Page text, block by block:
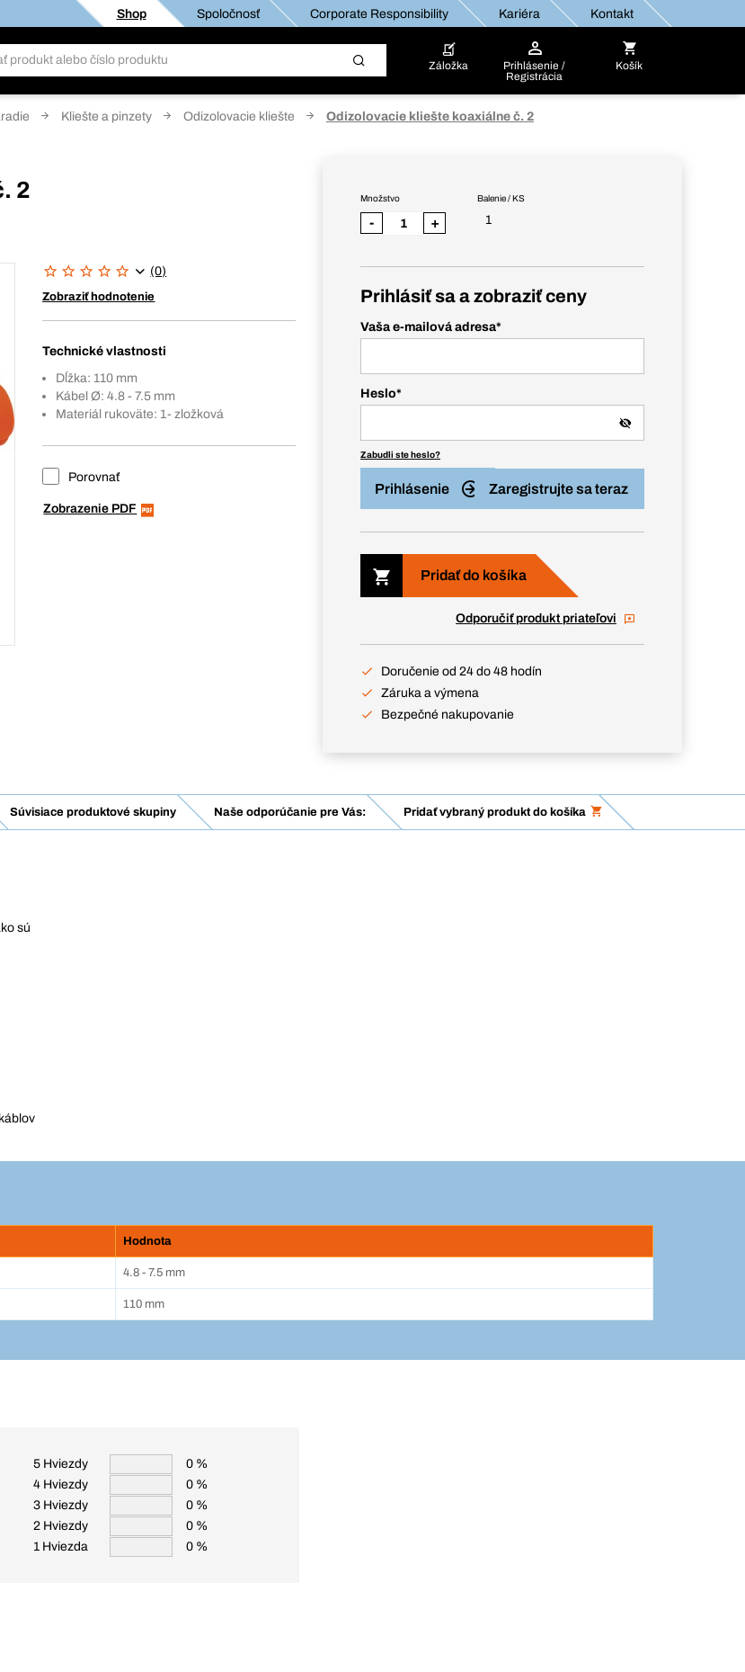
Shop Spoločnosť Corporate Responsibility Kariéra Kontakt
Záložka
Prihlásenie /
Registrácia
Košík
Kliešte a pinzety Odizolovacie kliešte Odizolovacie kliešte koaxiálne č. 2
2
(0)
Zobraziť hodnotenie
Technické vlastnosti
Dĺžka: 110 mm
Kábel Ø: 4.8 - 7.5 mm
Materiál rukoväte: 1- zložková
Porovnať
Zobrazenie PDF
Balenie / KS
1
Množstvo
- +
Prihlásiť sa a zobraziť ceny
Vaša e-mailová adresa*
Heslo*
Zabudli ste heslo?
Prihlásenie Zaregistrujte sa teraz
Pridať do košíka
Odporučiť produkt priateľovi
Doručenie od 24 do 48 hodín
Záruka a výmena
Bezpečné nakupovanie
Súvisiace produktové skupiny Naše odporúčanie pre Vás: Pridať vybraný produkt do košíka
sú
Hodnota
4.8 - 7.5 mm
110 mm
5 Hviezdy
0 %
4 Hviezdy
0 %
3 Hviezdy
0 %
2 Hviezdy
0 %
1 Hviezda
0 %